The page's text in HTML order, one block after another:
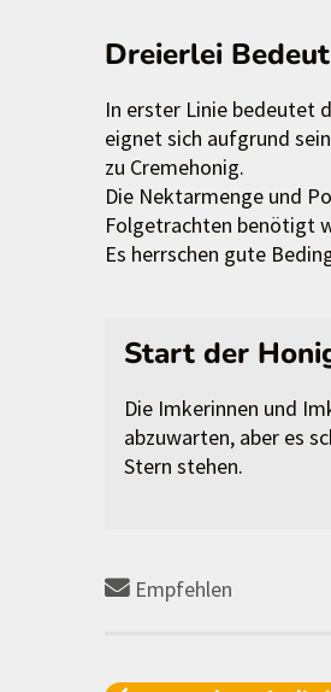
Dreierlei
In erster Linie bedeutet
eignet sich aufgrund
zu Cremehonig.
Die Nektarmenge und
Folgetrachten benötigt
Es herrschen gute
Start der
Die Imkerinnen und
abzuwarten, aber es
Stern stehen.
Empfehlen